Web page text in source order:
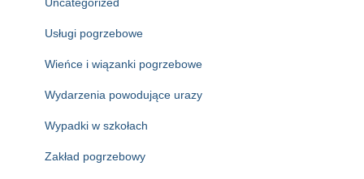
Usługi pogrzebowe
Wieńce i wiązanki pogrzebowe
Wydarzenia powodujące urazy
Wypadki w szkołach
Zakład pogrzebowy